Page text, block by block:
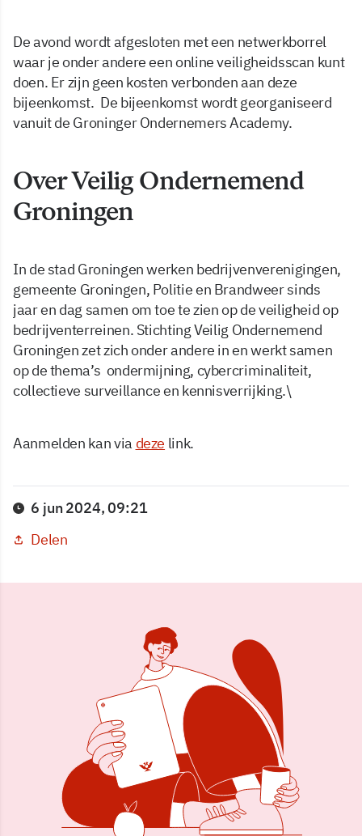
De avond wordt afgesloten met een netwerkborrel
waar je onder andere een online veiligheidsscan kunt
doen. Er zijn geen kosten verbonden aan deze
bijeenkomst. De bijeenkomst wordt georganiseerd
vanuit de Groninger Ondernemers Academy.
Over Veilig Ondernemend
Groningen
In de stad Groningen werken bedrijvenverenigingen,
gemeente Groningen, Politie en Brandweer sinds
jaar en dag samen om toe te zien op de veiligheid op
bedrijventerreinen. Stichting Veilig Ondernemend
Groningen zet zich onder andere in en werkt samen
op de thema’s ondermijning, cybercriminaliteit,
collectieve surveillance en kennisverrijking.\
Aanmelden kan via deze link.
6 jun 2024, 09:21
Delen